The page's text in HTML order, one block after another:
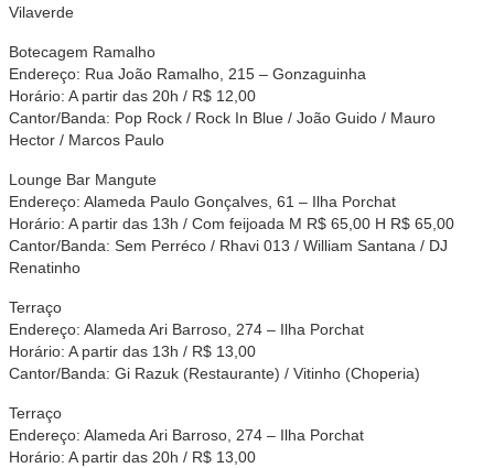
Vilaverde
Botecagem Ramalho
Endereço: Rua João Ramalho, 215 – Gonzaguinha
Horário: A partir das 20h / R$ 12,00
Cantor/Banda: Pop Rock / Rock In Blue / João Guido / Mauro
Hector / Marcos Paulo
Lounge Bar Mangute
Endereço: Alameda Paulo Gonçalves, 61 – Ilha Porchat
Horário: A partir das 13h / Com feijoada M R$ 65,00 H R$ 65,00
Cantor/Banda: Sem Perréco / Rhavi 013 / William Santana / DJ
Renatinho
Terraço
Endereço: Alameda Ari Barroso, 274 – Ilha Porchat
Horário: A partir das 13h / R$ 13,00
Cantor/Banda: Gi Razuk (Restaurante) / Vitinho (Choperia)
Terraço
Endereço: Alameda Ari Barroso, 274 – Ilha Porchat
Horário: A partir das 20h / R$ 13,00